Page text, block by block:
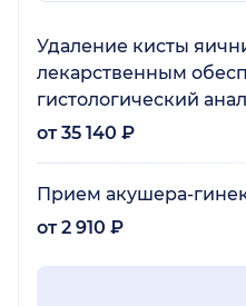
Удаление кисты
лекарственным
гистологический
от 35 140 ₽
Прием акушера-
от 2 910 ₽